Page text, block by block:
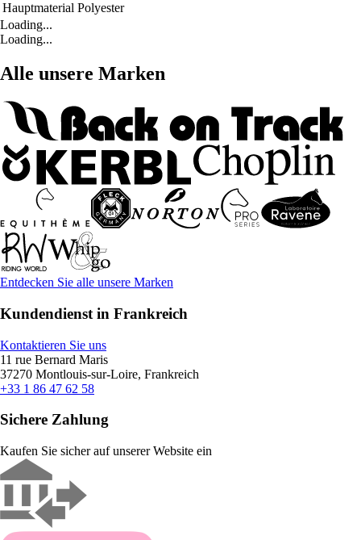
Hauptmaterial Polyester
Loading...
Loading...
Alle unsere Marken
Entdecken Sie alle unsere Marken
Kundendienst in Frankreich
Kontaktieren Sie uns
11 rue Bernard Maris
37270 Montlouis-sur-Loire, Frankreich
+33 1 86 47 62 58
Sichere Zahlung
Kaufen Sie sicher auf unserer Website ein